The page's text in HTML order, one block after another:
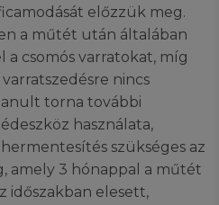
előzzük meg.
a műtét után általában
a csomós varratokat, míg
nincs
torna további
használata,
szükséges az
amely 3 hónappal a műtét
időszakban elesett,